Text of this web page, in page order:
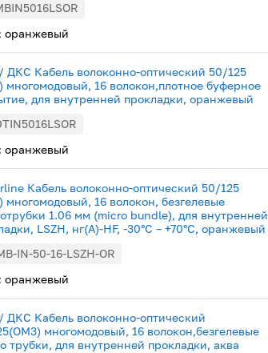
оранжевый
ДКС Кабель волоконно-оптический 50/125
многомодовый, 16 волокон,плотное буферное
для внутренней прокладки, оранжевый
оранжевый
Кабель волоконно-оптический 50/125
многомодовый, 16 волокон, безгелевые
1.06 мм (micro bundle), для внутренней
LSZH, нг(А)-HF, -30°C – +70°C, оранжевый
IN-50-16-LSZH-OR
оранжевый
ДКС Кабель волоконно-оптический
многомодовый, 16 волокон,безгелевые
трубки, для внутренней прокладки, аква